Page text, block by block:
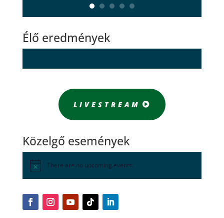
Élő eredmények
LIVESTREAM
Közelgő események
There are no upcoming events.